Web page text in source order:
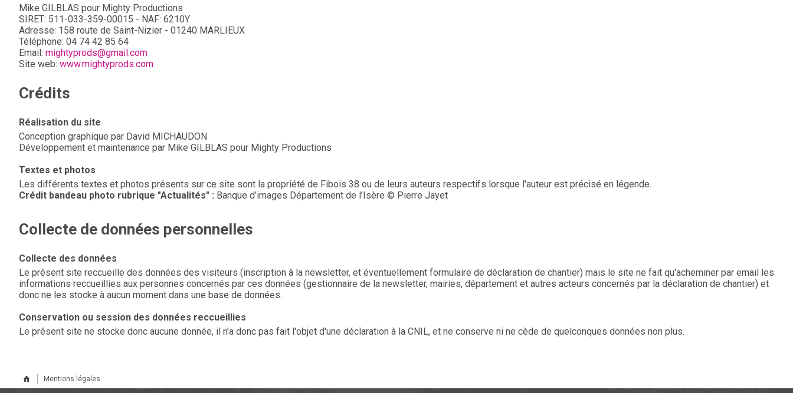
Mike GILBLAS pour Mighty Productions
SIRET: 511-033-359-00015 - NAF: 6210Y
Adresse: 158 route de Saint-Nizier - 01240 MARLIEUX
Téléphone: 04 74 42 85 64
Email: mightyprods@gmail.com
Site web: www.mightyprods.com
Crédits
Réalisation du site
Conception graphique par David MICHAUDON
Développement et maintenance par Mike GILBLAS pour Mighty Productions
Textes et photos
Les différents textes et photos présents sur ce site sont la propriété de Fibois 38 ou de leurs auteurs respectifs lorsque l'auteur est précisé en légende.
Crédit bandeau photo rubrique "Actualités" : Banque d’images Département de l’Isère © Pierre Jayet
Collecte de données personnelles
Collecte des données
Le présent site reccueille des données des visiteurs (inscription à la newsletter, et éventuellement formulaire de déclaration de chantier) mais le site ne fait qu'acheminer par email les
informations reccueillies aux personnes concernés par ces données (gestionnaire de la newsletter, mairies, département et autres acteurs concernés par la déclaration de chantier) et
donc ne les stocke à aucun moment dans une base de données.
Conservation ou session des données reccueillies
Le présent site ne stocke donc aucune donnée, il n'a donc pas fait l'objet d'une déclaration à la CNIL, et ne conserve ni ne cède de quelconques données non plus.
Mentions légales